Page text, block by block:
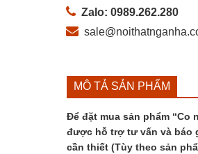
Zalo: 0989.262.280
MÔ TẢ SẢN PHẨM
Để đặt mua sản phẩm “Co
được hỗ trợ tư vấn và báo
cần thiết (Tùy theo sản